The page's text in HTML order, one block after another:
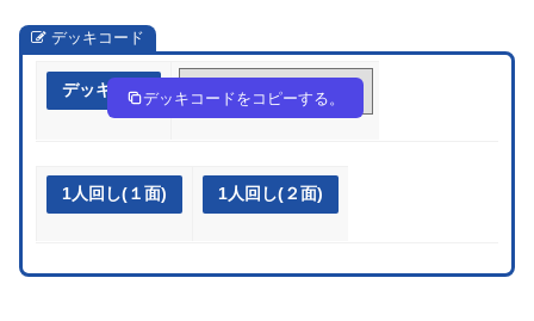
デッキコード
デッキ作成 kfVkFv-QEX5dV-kkF5fb
デッキコードをコピーする。
1人回し(１面) 1人回し(２面)